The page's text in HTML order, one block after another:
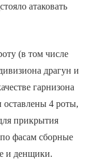
атаковать
(в том числе
драгун и
гарнизона
оставлены 4 роты,
прикрытия
фасам сборные
и денщики.